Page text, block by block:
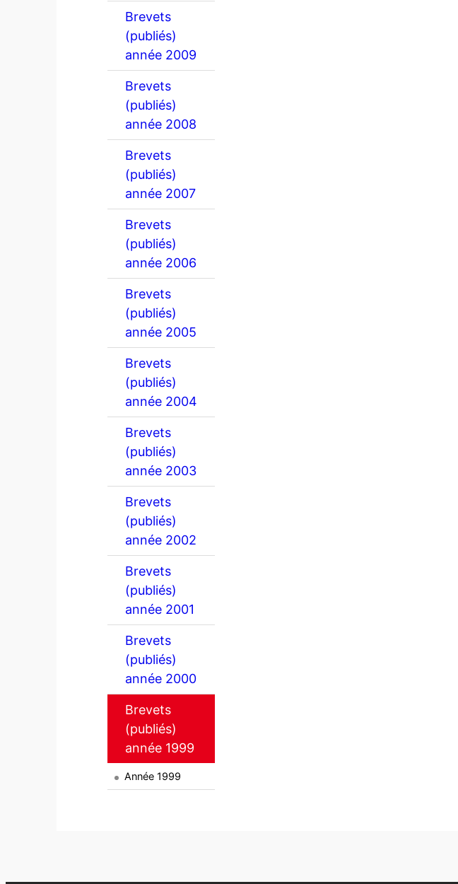
Brevets
(publiés)
année 2009
Brevets
(publiés)
année 2008
Brevets
(publiés)
année 2007
Brevets
(publiés)
année 2006
Brevets
(publiés)
année 2005
Brevets
(publiés)
année 2004
Brevets
(publiés)
année 2003
Brevets
(publiés)
année 2002
Brevets
(publiés)
année 2001
Brevets
(publiés)
année 2000
Brevets
(publiés)
année 1999
Année 1999